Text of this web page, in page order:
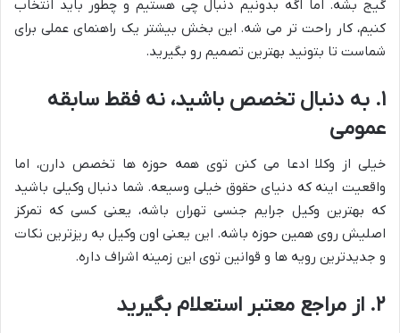
گیج بشه. اما اگه بدونیم دنبال چی هستیم و چطور باید انتخاب
کنیم، کار راحت تر می شه. این بخش بیشتر یک راهنمای عملی برای
شماست تا بتونید بهترین تصمیم رو بگیرید.
۱. به دنبال تخصص باشید، نه فقط سابقه
عمومی
خیلی از وکلا ادعا می کنن توی همه حوزه ها تخصص دارن، اما
واقعیت اینه که دنیای حقوق خیلی وسیعه. شما دنبال وکیلی باشید
که بهترین وکیل جرایم جنسی تهران باشه، یعنی کسی که تمرکز
اصلیش روی همین حوزه باشه. این یعنی اون وکیل به ریزترین نکات
و جدیدترین رویه ها و قوانین توی این زمینه اشراف داره.
۲. از مراجع معتبر استعلام بگیرید